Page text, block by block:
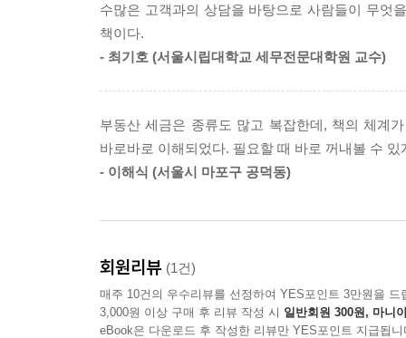
02 다주택자 양도세 중과 4가지 질문
다주택자 양도세 중과, 무엇이 있을까?
2채 이상이면 무조건 양도세 중과될까?
03 다주택자 중과 시 ‘주택 수’에서 제외되는 주택
다주택자의 주택 수 연습문제
며칠 빨리 팔았을 뿐인데, 양도세 중과 가벼워지네?
〈체크리스트〉에서 각 상황별 절세법을 단계별
넣어준다. 특히 〈현장사례로 보는 절세전략〉은
꼭 알아야 할 부동산 세금 총망라
세금을 총망라했으며, 분양권·입주권, 재개발·재
비사업용토지와 농지, 토지보상, 해외 부동산 투
양도세의 기본 개념부터 시작해 1세대 1주택 양
주택 세금을 총망라했으며, 최근 문의가 늘어나
수많은 고객과의 상담을 바탕으로 사람들이 무엇
책이다.
- 최기호 (서울시립대학교 세무전문대학원 교수)
부동산 세금은 종류도 많고 복잡한데, 책의 체계
바로바로 이해되었다. 필요할 때 바로 꺼내볼 수
- 이해식 (서울시 마포구 공덕동)
회원리뷰 (1건)
매주 10건의 우수리뷰를 선정하여 YES포인트 3만원을 드
3,000원 이상 구매 후 리뷰 작성 시 일반회원 300원, 마니
eBook은 다운로드 후 작성한 리뷰만 YES포인트 지급됩니